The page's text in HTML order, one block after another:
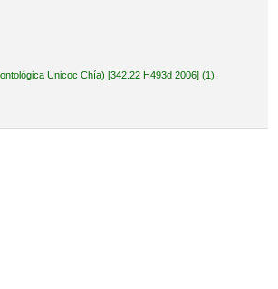
Unicoc Chía) [342.22 H493d 2006] (1).